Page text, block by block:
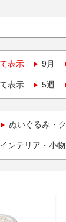
表示 9月
表示 5週
ぬいぐるみ・
ンテリア・小物